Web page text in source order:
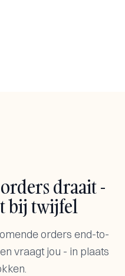
draait -
bij twijfel
orders end-to-
vraagt jou - in plaats